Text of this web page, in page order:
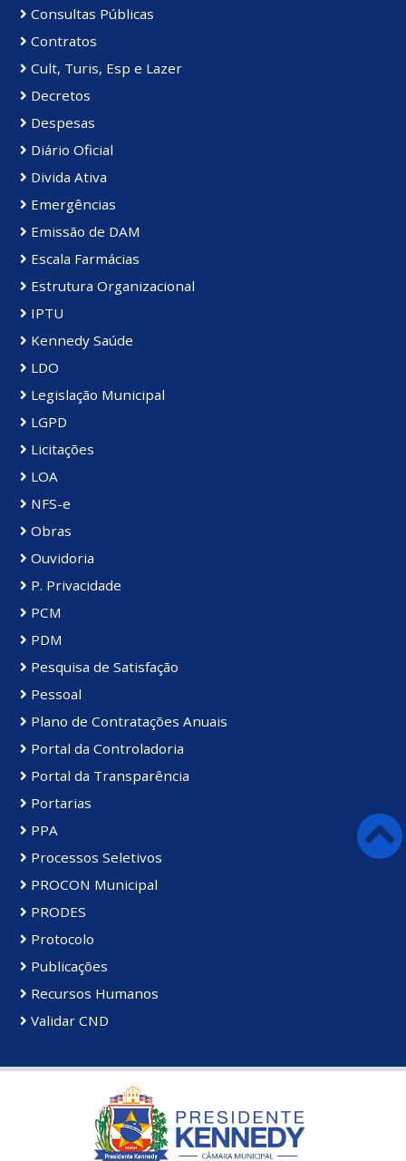
Consultas Públicas
Contratos
Cult, Turis, Esp e Lazer
Decretos
Despesas
Diário Oficial
Divida Ativa
Emergências
Emissão de DAM
Escala Farmácias
Estrutura Organizacional
IPTU
Kennedy Saúde
LDO
Legislação Municipal
LGPD
Licitações
LOA
NFS-e
Obras
Ouvidoria
P. Privacidade
PCM
PDM
Pesquisa de Satisfação
Pessoal
Plano de Contratações Anuais
Portal da Controladoria
Portal da Transparência
Portarias
PPA
Processos Seletivos
PROCON Municipal
PRODES
Protocolo
Publicações
Recursos Humanos
Validar CND